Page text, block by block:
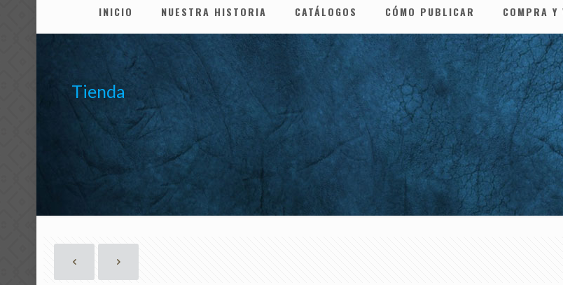
INICIO NUESTRA HISTORIA CATÁLOGOS CÓMO PUBLICAR COMPRA Y
Tienda